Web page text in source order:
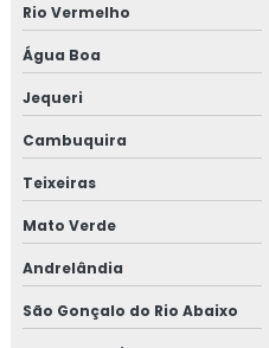
Treinamento em
Treinamento em sistema de
Treinamento em transporte
Treinamento em
causas raiz
Rio Vermelho
Água Boa
Jequeri
Cambuquira
Teixeiras
Mato Verde
Andrelândia
São Gonçalo do Rio Abaixo